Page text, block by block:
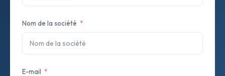
Nom de la société
E-mail